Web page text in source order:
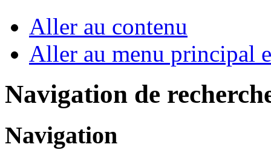
Aller au contenu
Aller au menu principal
Navigation de
Navigation